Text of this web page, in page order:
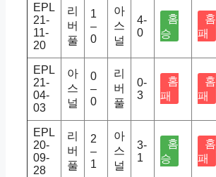
EPL
21-
11-
20
리
버
풀
1
–
0
아
스
널
4-
0
홈
승
홈
패
EPL
21-
04-
03
아
스
널
0
–
0
리
버
풀
0-
3
홈
패
홈
패
EPL
20-
09-
28
리
버
풀
2
–
1
아
스
널
3-
1
홈
승
홈
패